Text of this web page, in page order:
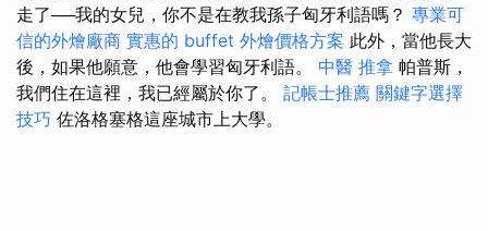
走了──我的女兒，你不是在教我孫子匈牙利語嗎？ 專業可
信的外燴廠商 實惠的 buffet 外燴價格方案 此外，當他長大
後，如果他願意，他會學習匈牙利語。 中醫 推拿 帕普斯，
我們住在這裡，我已經屬於你了。 記帳士推薦 關鍵字選擇
技巧 佐洛格塞格這座城市上大學。